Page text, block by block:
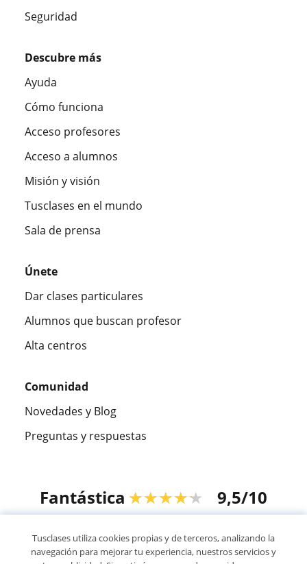
Seguridad
Descubre más
Ayuda
Cómo funciona
Acceso profesores
Acceso a alumnos
Misión y visión
Tusclases en el mundo
Sala de prensa
Únete
Dar clases particulares
Alumnos que buscan profesor
Alta centros
Comunidad
Novedades y Blog
Preguntas y respuestas
Fantástica ★★★★★ 9,5/10
Tusclases utiliza cookies propias y de terceros, analizando la
navegación para mejorar tu experiencia, nuestros servicios y